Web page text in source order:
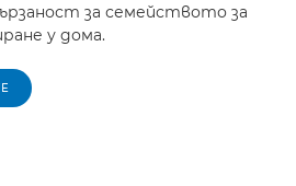
за семейството за
у дома.